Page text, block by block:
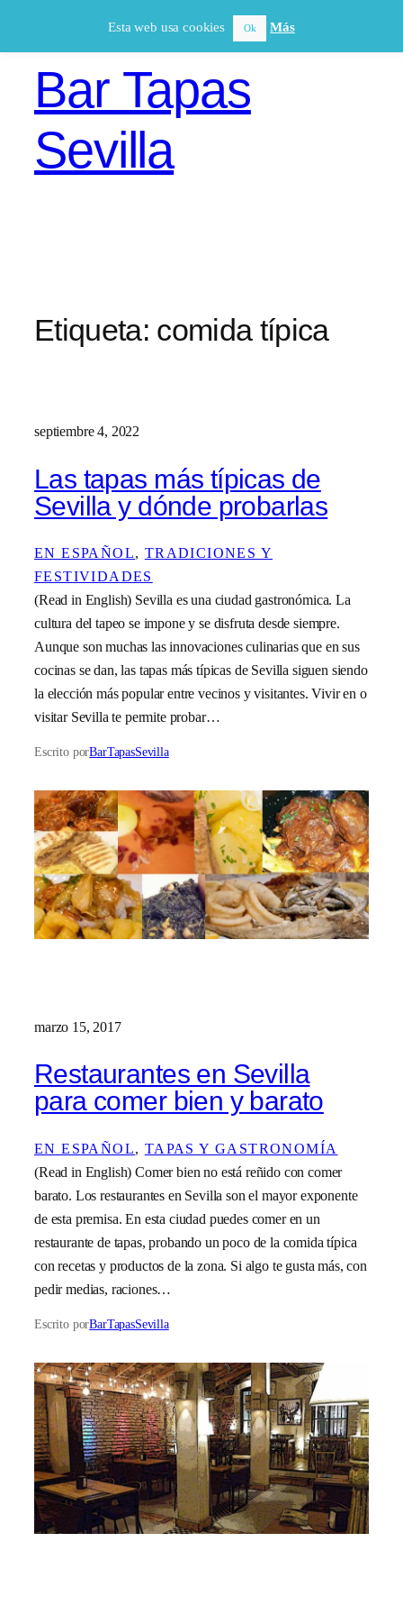
Bar Tapas
Sevilla
Etiqueta: comida típica
septiembre 4, 2022
Las tapas más típicas de
Sevilla y dónde probarlas
EN ESPAÑOL, TRADICIONES Y
FESTIVIDADES
(Read in English) Sevilla es una ciudad gastronómica. La
cultura del tapeo se impone y se disfruta desde siempre.
Aunque son muchas las innovaciones culinarias que en sus
cocinas se dan, las tapas más típicas de Sevilla siguen siendo
la elección más popular entre vecinos y visitantes. Vivir en o
visitar Sevilla te permite probar…
Escrito porBarTapasSevilla
marzo 15, 2017
Restaurantes en Sevilla
para comer bien y barato
EN ESPAÑOL, TAPAS Y GASTRONOMÍA
(Read in English) Comer bien no está reñido con comer
barato. Los restaurantes en Sevilla son el mayor exponente
de esta premisa. En esta ciudad puedes comer en un
restaurante de tapas, probando un poco de la comida típica
con recetas y productos de la zona. Si algo te gusta más, con
pedir medias, raciones…
Escrito porBarTapasSevilla
Esta web usa cookies Ok Más